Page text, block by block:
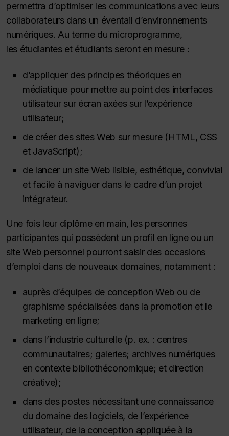
permettra d’optimiser les communications avec leurs
collaborateurs dans un éventail d’environnements
numériques. Au terme du microprogramme,
les étudiantes et étudiants seront en mesure :
d’appliquer des principes théoriques en
médiatique pour mettre au point des interfaces
utilisateur sur écran axées sur l’expérience
utilisateur;
de créer des sites Web sur mesure (HTML, CSS
et JavaScript);
de lancer un site Web lisible, esthétique, convivial
et facile à naviguer dans le cadre d’un projet
intégrateur.
Une fois leur diplôme en main, les personnes
participantes qui possèdent un profil en ligne ou un
site Web personnel pourront saisir des occasions
d’emploi dans de nouveaux domaines, notamment :
auprès d’équipes de conception Web ou de
graphisme spécialisées dans la promotion et le
marketing en ligne;
dans l’industrie culturelle (p. ex. : centres
communautaires; galeries; archives numériques
en contexte bibliothéconomique; et direction
créative);
dans des postes nécessitant une connaissance
du domaine des logiciels, de l’expérience
utilisateur, de la conception appliquée à la